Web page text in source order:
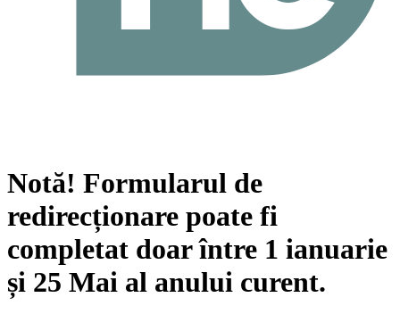
Notă! Formularul de
redirecționare poate fi
completat doar între 1 ianuarie
și 25 Mai al anului curent.